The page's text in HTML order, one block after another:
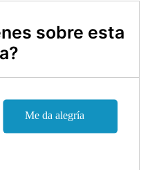
sobre esta